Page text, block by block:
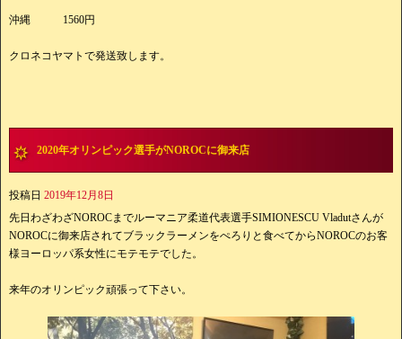
沖縄 1560円
クロネコヤマトで発送致します。
2020年オリンピック選手がNOROCに御来店
投稿日 2019年12月8日
先日わざわざNOROCまでルーマニア柔道代表選手SIMIONESCU Vladutさんが
NOROCに御来店されてブラックラーメンをぺろりと食べてからNOROCのお客
様ヨーロッパ系女性にモテモテでした。
来年のオリンピック頑張って下さい。